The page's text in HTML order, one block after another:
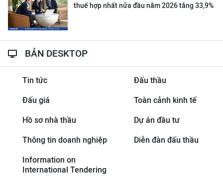
thuế hợp nhất nửa đầu năm 2026 tăng 33,9%
BẢN DESKTOP
Tin tức Đấu thầu
Đấu giá Toàn cảnh kinh tế
Hồ sơ nhà thầu Dự án đầu tư
Thông tin doanh nghiệp Diễn đàn đấu thầu
Information on
International Tendering